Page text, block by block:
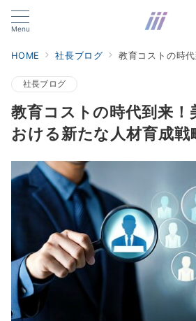
Menu
HOME 社長ブログ 教育コストの時代到来！美容室
社長ブログ
教育コストの時代到来！
おける新たな人材育成戦